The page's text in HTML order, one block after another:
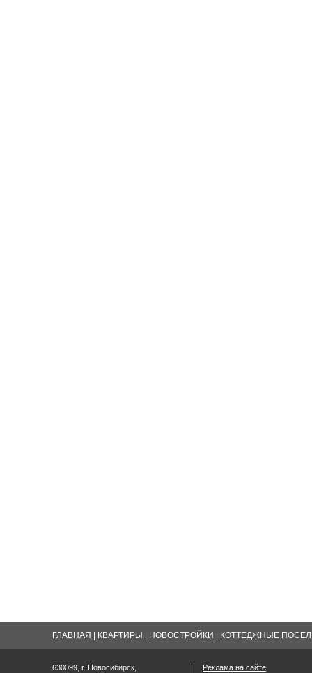
ГЛАВНАЯ КВАРТИРЫ НОВОСТРОЙКИ КОТТЕДЖНЫЕ
630099, г. Новосибирск,
Реклама на сайте